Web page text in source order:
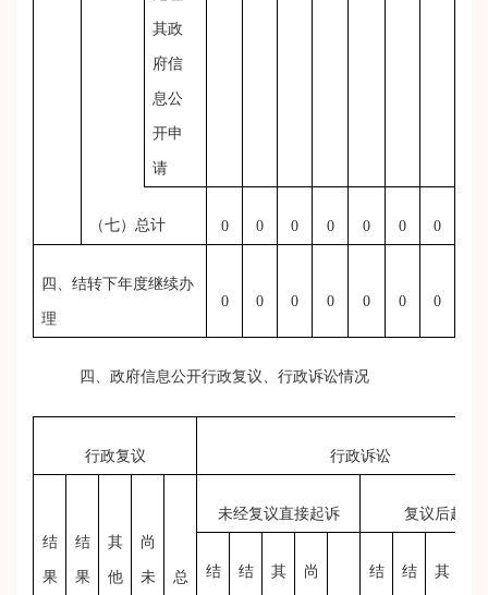
其政
府信
息公
开申
请
（七）总计 0 0 0 0 0 0 0
四、结转下年度继续办
理
0 0 0 0 0 0 0
四、政府信息公开行政复议、行政诉讼情况
行政复议 行政诉讼
结
果
结
果
其
他
尚
未 总
未经复议直接起诉 复议后起诉
结 结 其 尚 结 结 其